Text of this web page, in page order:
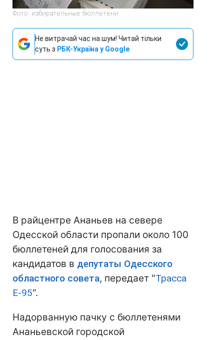
Фото: избирательные бюллетени
Не витрачай час на шум! Читай тільки
суть з РБК-Україна у Google
В райцентре Ананьев на севере
Одесской области пропали около 100
бюллетеней для голосования за
кандидатов в депутаты Одесского
областного совета, передает "Трасса
Е-95".
Надорванную пачку с бюллетенями
Ананьевской городской